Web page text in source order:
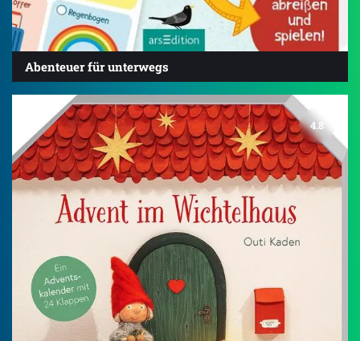
Abenteuer für unterwegs
4.8